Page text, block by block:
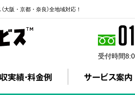
阪・京都・奈良）全地域対応！
受付時間
実績・料金例 サービス案内